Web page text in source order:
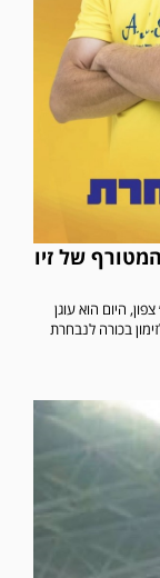
של זיו
היום הוא עוגן
בכורה לנבחרת